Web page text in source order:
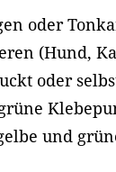
oder
(Hund,
oder
und